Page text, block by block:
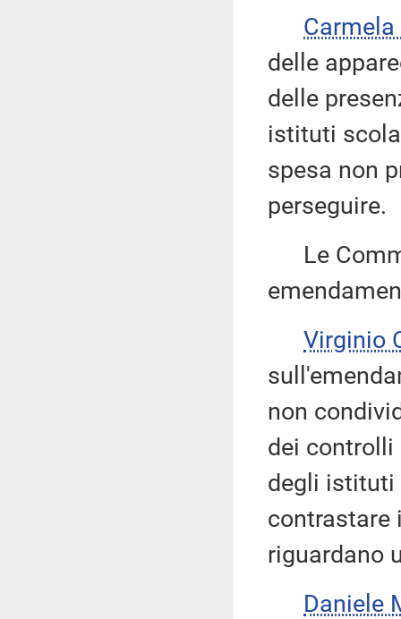
Carmela
delle
delle
istituti
spesa non
perseguire.
Le
Virginio
non
dei
degli istituti
contrastare
riguardano
Daniele